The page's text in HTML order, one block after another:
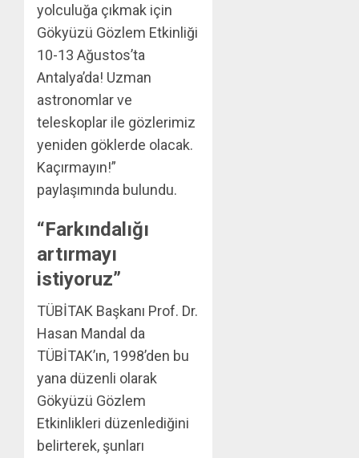
yolculuğa çıkmak için
Gökyüzü Gözlem Etkinliği
10-13 Ağustos’ta
Antalya’da! Uzman
astronomlar ve
teleskoplar ile gözlerimiz
yeniden göklerde olacak.
Kaçırmayın!”
paylaşımında bulundu.
“Farkındalığı
artırmayı
istiyoruz”
TÜBİTAK Başkanı Prof. Dr.
Hasan Mandal da
TÜBİTAK’ın, 1998’den bu
yana düzenli olarak
Gökyüzü Gözlem
Etkinlikleri düzenlediğini
belirterek, şunları